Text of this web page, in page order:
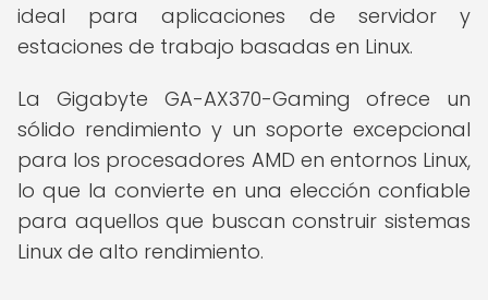
ideal para aplicaciones de servidor y
estaciones de trabajo basadas en Linux.
La Gigabyte GA-AX370-Gaming ofrece un
sólido rendimiento y un soporte excepcional
para los procesadores AMD en entornos Linux,
lo que la convierte en una elección confiable
para aquellos que buscan construir sistemas
Linux de alto rendimiento.